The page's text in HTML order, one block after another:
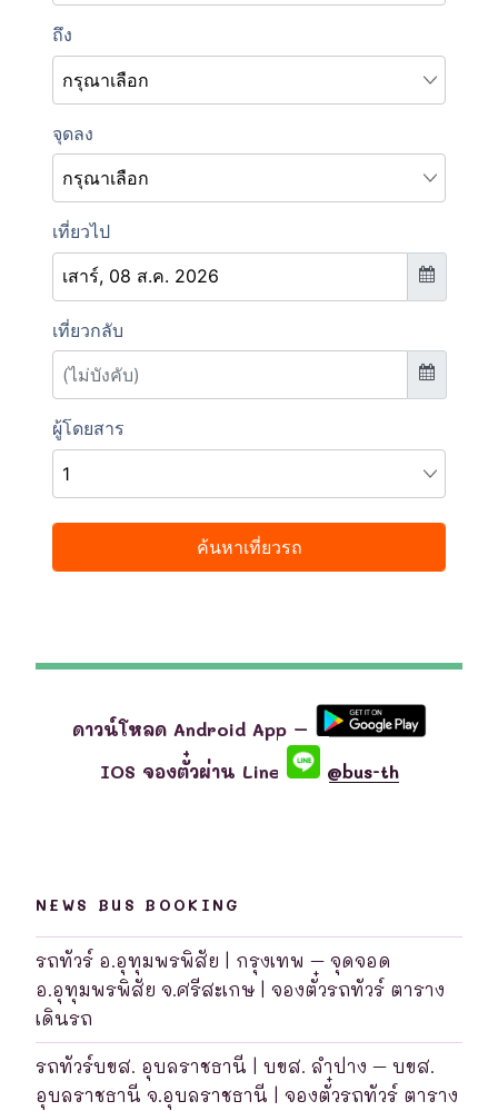
ดาวน์โหลด Android App –
IOS จองตั๋วผ่าน Line
@bus-th
NEWS BUS BOOKING
รถทัวร์ อ.อุทุมพรพิสัย | กรุงเทพ – จุดจอด
อ.อุทุมพรพิสัย จ.ศรีสะเกษ | จองตั๋วรถทัวร์ ตาราง
เดินรถ
รถทัวร์บขส. อุบลราชธานี | บขส. ลำปาง – บขส.
อุบลราชธานี จ.อุบลราชธานี | จองตั๋วรถทัวร์ ตาราง